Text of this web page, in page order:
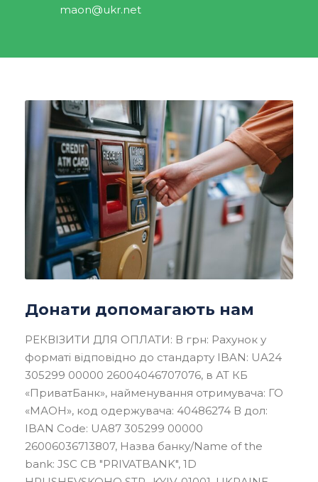
maon@ukr.net
Донати допомагають нам
РЕКВІЗИТИ ДЛЯ ОПЛАТИ: В грн: Рахунок у
форматі відповідно до стандарту IBAN: UA24
305299 00000 26004046707076, в АТ КБ
«ПриватБанк», найменування отримувача: ГО
«МАОН», код одержувача: 40486274 В дол:
IBAN Code: UA87 305299 00000
26006036713807, Назва банку/Name of the
bank: JSC CB "PRIVATBANK", 1D